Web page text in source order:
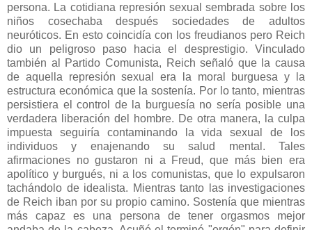
persona. La cotidiana represión sexual sembrada sobre los
niños cosechaba después sociedades de adultos
neuróticos. En esto coincidía con los freudianos pero Reich
dio un peligroso paso hacia el desprestigio. Vinculado
también al Partido Comunista, Reich señaló que la causa
de aquella represión sexual era la moral burguesa y la
estructura económica que la sostenía. Por lo tanto, mientras
persistiera el control de la burguesía no sería posible una
verdadera liberación del hombre. De otra manera, la culpa
impuesta seguiría contaminando la vida sexual de los
individuos y enajenando su salud mental. Tales
afirmaciones no gustaron ni a Freud, que más bien era
apolítico y burgués, ni a los comunistas, que lo expulsaron
tachándolo de idealista. Mientras tanto las investigaciones
de Reich iban por su propio camino. Sostenía que mientras
más capaz es una persona de tener orgasmos mejor